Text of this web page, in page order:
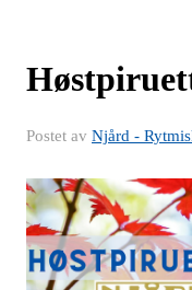
Postet av Njård -